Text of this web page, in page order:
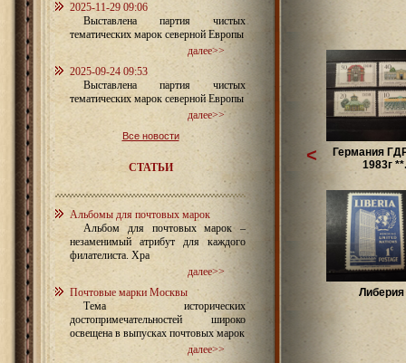
2025-11-29 09:06
Выставлена партия чистых
тематических марок северной Европы
далее>>
2025-09-24 09:53
Выставлена партия чистых
тематических марок северной Европы
далее>>
Все новости
СТАТЬИ
Альбомы для почтовых марок
Альбом для почтовых марок –
незаменимый атрибут для каждого
филателиста. Хра
далее>>
Почтовые марки Москвы
Тема исторических
достопримечательностей широко
освещена в выпусках почтовых марок
далее>>
Германия
1983г
Либерия
<